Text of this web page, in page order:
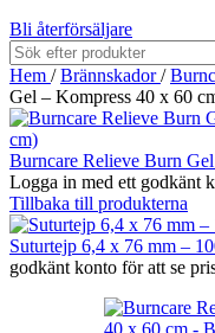
Bli återförsäljare
Hem / Brännskador/
Gel – Kompress 40 x 60
Burncare Relieve Burn
Logga in med ett godkänt
Tillbaka till produkterna
Suturtejp 6,4 x 76 mm –
godkänt konto för att se